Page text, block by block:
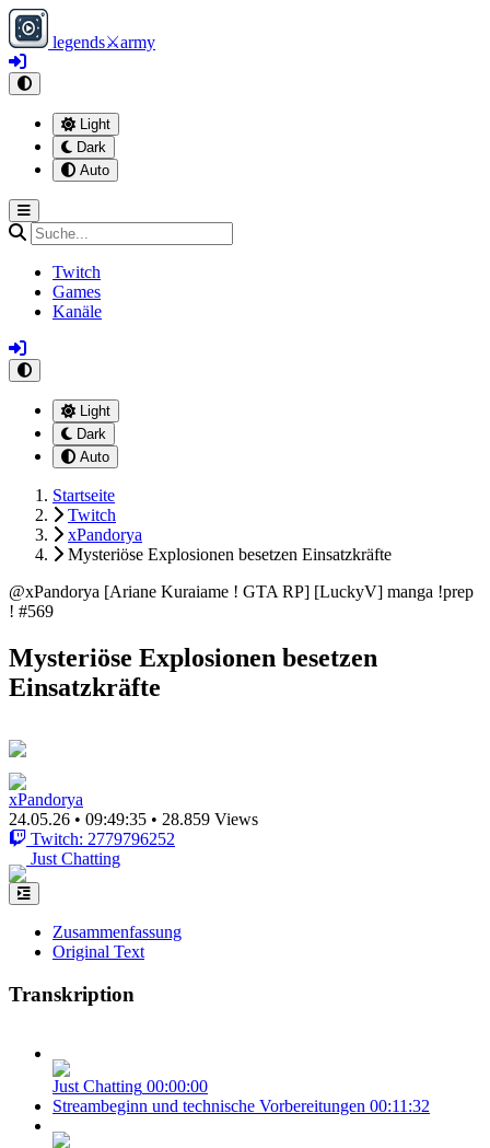
legends⚔army
Light
Dark
Auto
Twitch
Games
Kanäle
Light
Dark
Auto
Startseite
Twitch
xPandorya
Mysteriöse Explosionen besetzen Einsatzkräfte
@xPandorya [Ariane Kuraiame ! GTA RP] [LuckyV] manga !prep
! #569
Mysteriöse Explosionen besetzen
Einsatzkräfte
xPandorya
24.05.26 • 09:49:35 • 28.859 Views
Twitch: 2779796252
Just Chatting
Zusammenfassung
Original Text
Transkription
Just Chatting 00:00:00
Streambeginn und technische Vorbereitungen 00:11:32